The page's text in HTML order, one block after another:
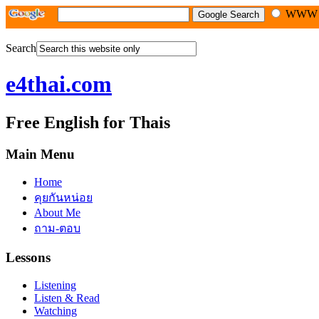
WWW
Search
e4thai.com
Free English for Thais
Main Menu
Home
คุยกันหน่อย
About Me
ถาม-ตอบ
Lessons
Listening
Listen & Read
Watching